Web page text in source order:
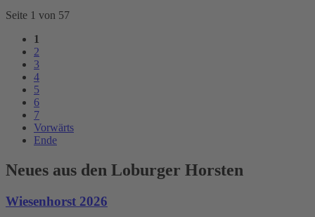
Seite 1 von 57
1
2
3
4
5
6
7
Vorwärts
Ende
Neues aus den Loburger Horsten
Wiesenhorst 2026